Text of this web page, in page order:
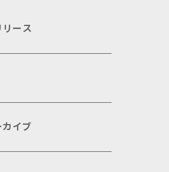
リース
カイブ